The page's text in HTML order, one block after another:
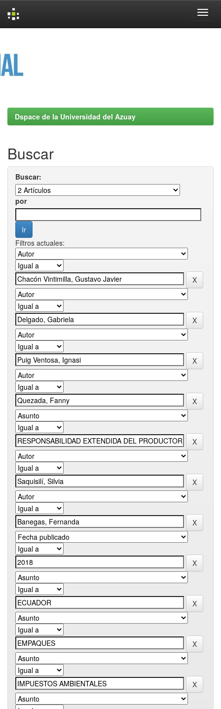
Dspace de la Universidad del Azuay
Buscar
Buscar:
por
Filtros actuales: